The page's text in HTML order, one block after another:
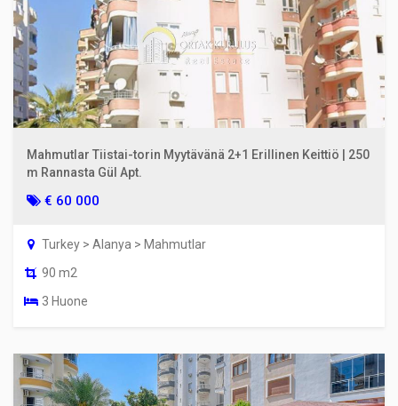
Mahmutlar Tiistai-torin Myytävänä 2+1 Erillinen Keittiö | 250
m Rannasta Gül Apt.
€ 60 000
Turkey > Alanya > Mahmutlar
90 m2
3 Huone